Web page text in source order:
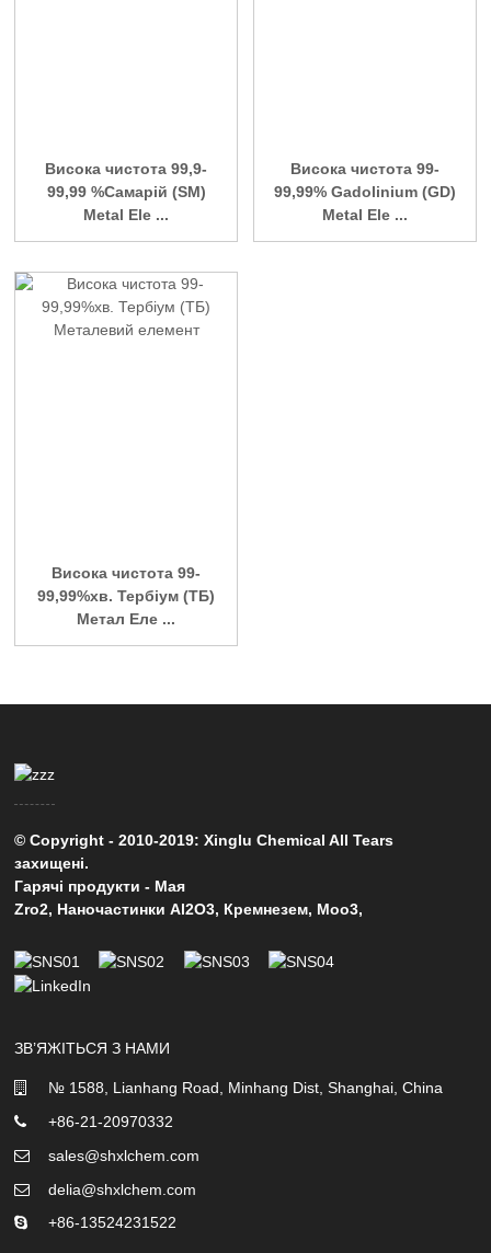
Висока чистота 99,9-
99,99 %Самарій (SM)
Metal Ele ...
Висока чистота 99-
99,99% Gadolinium (GD)
Metal Ele ...
Висока чистота 99-
99,99%хв. Тербіум (ТБ)
Метал Еле ...
© Copyright - 2010-2019: Xinglu Chemical All Tears
захищені.
Гарячі продукти - Мая
Zro2, Наночастинки Al2O3, Кремнезем, Moo3,
ЗВ’ЯЖІТЬСЯ З НАМИ
№ 1588, Lianhang Road, Minhang Dist, Shanghai, China
+86-21-20970332
sales@shxlchem.com
delia@shxlchem.com
+86-13524231522